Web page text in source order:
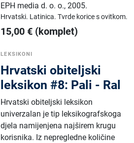
EPH media d. o. o.,2005.
Hrvatski. Latinica.Tvrde korice s ovitkom.
15,00 € (komplet)
LEKSIKONI
Hrvatski obiteljski
leksikon #8: Pali - Ral
Hrvatski obiteljski leksikon
univerzalan je tip leksikografskoga
djela namijenjena najširem krugu
korisnika. Iz nepregledne količine